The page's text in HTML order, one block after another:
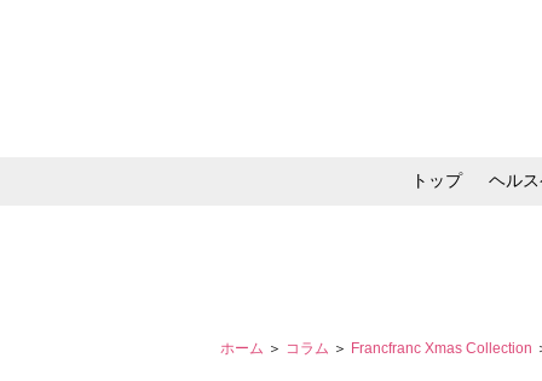
トップ ヘル
ホーム ＞ コラム ＞ Francfranc Xmas Collection